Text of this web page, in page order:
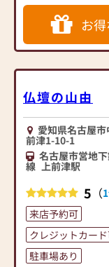
・製造職人から大
ではの大口特価
打ちにお届けでき
・弊社が企画した
賞するなど、オン
います。創業時か
作りの精神を今も
り続けています。
・仏事のプロ「仏
ィネーター資格」
スタッフがお客様
合ったお仏壇やご
方をご案内させて
ます。
お
仏壇の山由
愛知県名古屋
前津1-10-1
名古屋市営地
線 上前津駅
5 （
来店予約可
クレジットカー
駐車場あり